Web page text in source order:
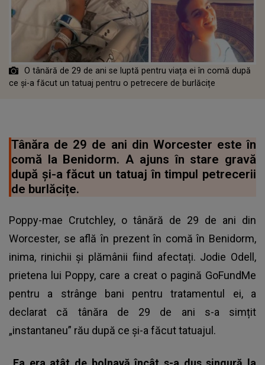
O tânără de 29 de ani se luptă pentru viața ei în comă după
ce și-a făcut un tatuaj pentru o petrecere de burlăcițe
Tânăra de 29 de ani din Worcester este în
comă la Benidorm. A ajuns în stare gravă
după și-a făcut un tatuaj în timpul petrecerii
de burlăcițe.
Poppy-mae Crutchley, o tânără de 29 de ani din
Worcester, se află în prezent în comă în Benidorm,
inima, rinichii și plămânii fiind afectați. Jodie Odell,
prietena lui Poppy, care a creat o pagină GoFundMe
pentru a strânge bani pentru tratamentul ei, a
declarat că tânăra de 29 de ani s-a simțit
„instantaneu” rău după ce și-a făcut tatuajul.